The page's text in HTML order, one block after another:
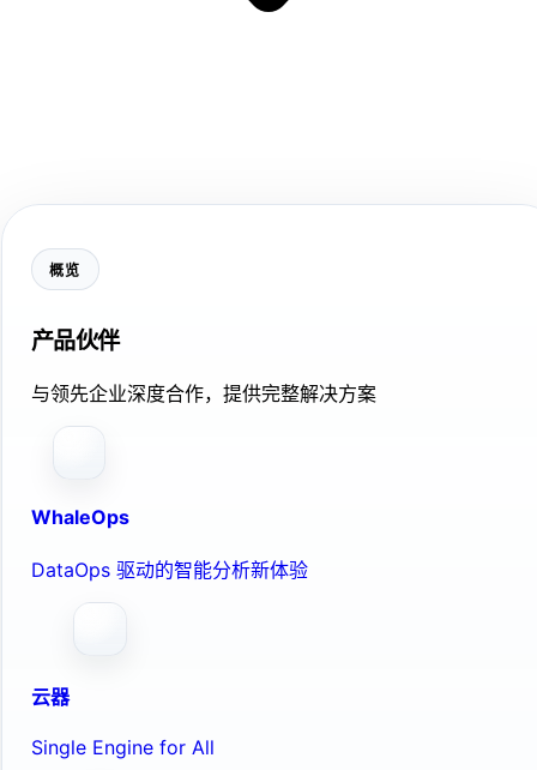
概览
产品伙伴
与领先企业深度合作，提供完整解决方案
WhaleOps
DataOps 驱动的智能分析新体验
云器
Single Engine for All